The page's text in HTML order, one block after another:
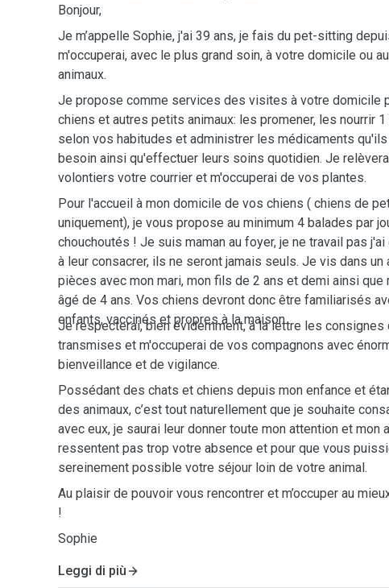
Bonjour,
Je m’appelle Sophie, j'ai 39 ans, je fais du pet-sitting
m'occuperai, avec le plus grand soin, à votre domicile ou
animaux.
Je propose comme services des visites à votre domicile
chiens et autres petits animaux: les promener, les nourrir
selon vos habitudes et administrer les médicaments
besoin ainsi qu'effectuer leurs soins quotidien. Je
volontiers votre courrier et m'occuperai de vos plantes.
Pour l'accueil à mon domicile de vos chiens ( chiens de
uniquement), je vous propose au minimum 4 balades par
chouchoutés ! Je suis maman au foyer, je ne travail pas
à leur consacrer, ils ne seront jamais seuls. Je vis dans un
pièces avec mon mari, mon fils de 2 ans et demi ainsi que
âgé de 4 ans. Vos chiens devront donc être familiarisés
enfants, vaccinés et propres à la maison.
Je respecterai, bien évidemment, à la lettre les consignes
transmises et m'occuperai de vos compagnons avec
bienveillance et de vigilance.
Possédant des chats et chiens depuis mon enfance et
des animaux, c’est tout naturellement que je souhaite
avec eux, je saurai leur donner toute mon attention et mon
ressentent pas trop votre absence et pour que vous
sereinement possible votre séjour loin de votre animal.
Au plaisir de pouvoir vous rencontrer et m’occuper au
!
Sophie
Leggi di più